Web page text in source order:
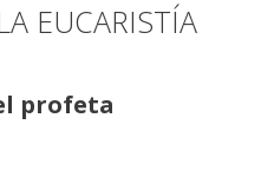
EUCARISTÍA
profeta